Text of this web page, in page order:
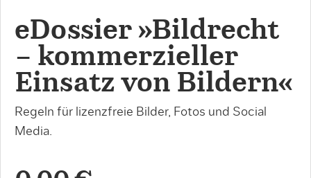
eDossier »Bildrecht
– kommerzieller
Einsatz von Bildern«
Regeln für lizenzfreie Bilder, Fotos und Social
Media.